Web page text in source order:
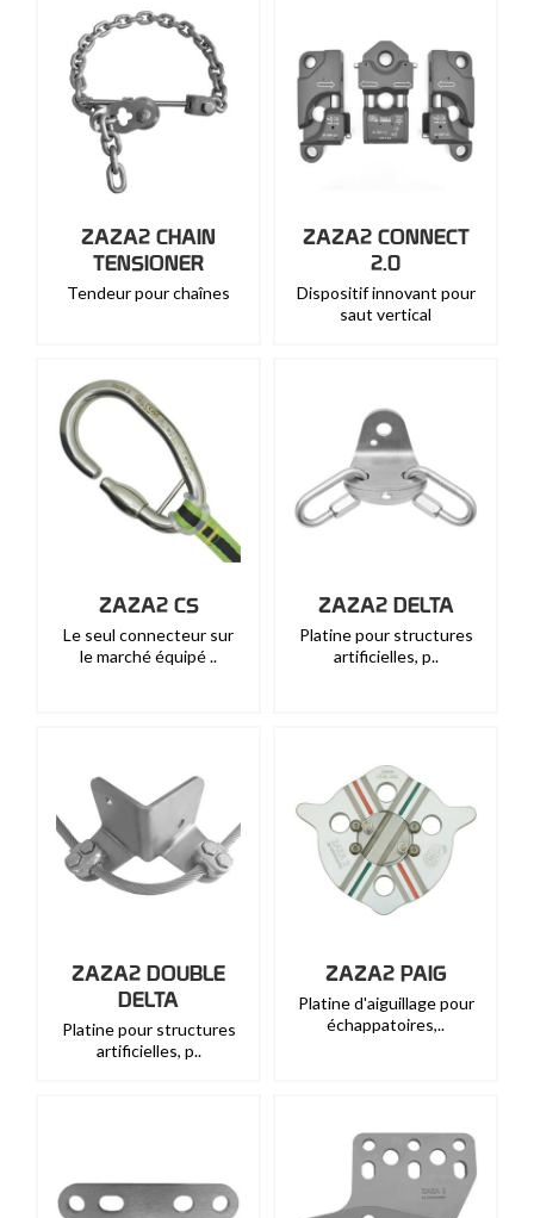
ZAZA2 CHAIN
TENSIONER
Tendeur pour chaînes
ZAZA2 CONNECT
2.0
Dispositif innovant pour
saut vertical
ZAZA2 CS
Le seul connecteur sur
le marché équipé ..
ZAZA2 DELTA
Platine pour structures
artificielles, p..
ZAZA2 DOUBLE
DELTA
Platine pour structures
artificielles, p..
ZAZA2 PAIG
Platine d'aiguillage pour
échappatoires,..